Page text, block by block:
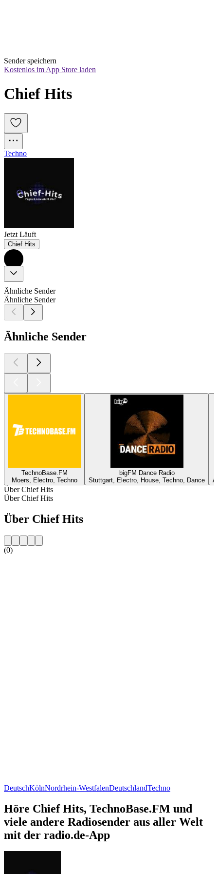
Sender speichern
Kostenlos im App Store laden
Chief Hits
Techno
Jetzt Läuft
Chief Hits
Ähnliche Sender
Ähnliche Sender
Ähnliche Sender
TechnoBase.FM
Moers, Electro, Techno
bigFM Dance Radio
Stuttgart, Electro, House, Techno, Dance
Über Chief Hits
Über Chief Hits
Über Chief Hits
(0)
DeutschKölnNordrhein-WestfalenDeutschlandTechno
Höre Chief Hits, TechnoBase.FM und
viele andere Radiosender aus aller Welt
mit der radio.de-App